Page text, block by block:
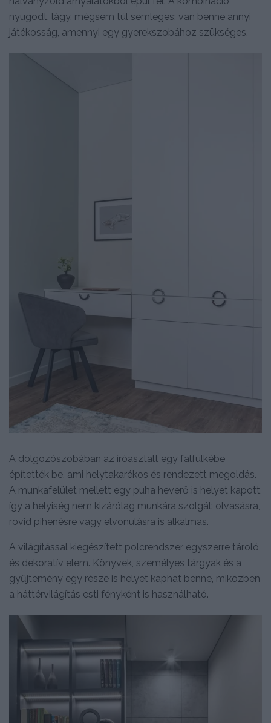
nyugodt, lágy, mégsem túl semleges: van benne annyi
játékosság, amennyi egy gyerekszobához szükséges.
A dolgozószobában az íróasztalt egy falfülkébe
építették be, ami helytakarékos és rendezett megoldás.
A munkafelület mellett egy puha heverő is helyet kapott,
így a helyiség nem kizárólag munkára szolgál: olvasásra,
rövid pihenésre vagy elvonulásra is alkalmas.
A világítással kiegészített polcrendszer egyszerre tároló
és dekoratív elem. Könyvek, személyes tárgyak és a
gyűjtemény egy része is helyet kaphat benne, miközben
a háttérvilágítás esti fényként is használható.